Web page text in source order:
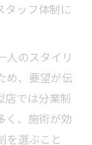
タッフ体制に
人のスタイリ
め、要望が伝
店では分業制
く、施術が効
を選ぶこと